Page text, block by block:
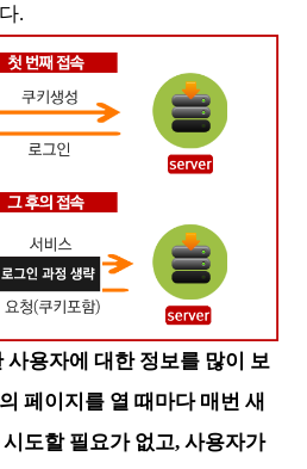
.
사용자에 대한 정보를 많이 보
페이지를 열 때마다 매번 새
도할 필요가 없고, 사용자가